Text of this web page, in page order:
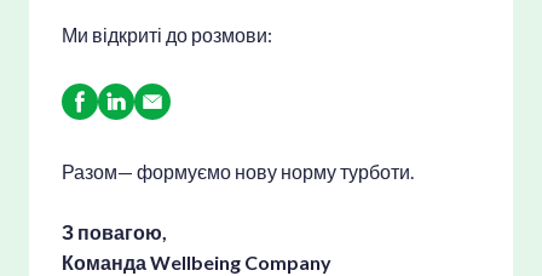
Ми відкриті до розмови:
Разом— формуємо нову норму турботи.
З повагою,
Команда Wellbeing Company